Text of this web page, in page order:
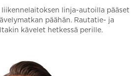
liikennelaitoksen linja-autoilla pääset
päähän. Rautatie- ja
kävelet hetkessä perille.